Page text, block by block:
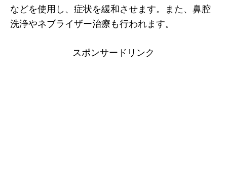
などを使用し、症状を緩和させます。また、鼻腔
洗浄やネブライザー治療も行われます。
スポンサードリンク